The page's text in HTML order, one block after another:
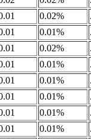
0.02%
0.01%
0.02%
0.01%
0.01%
0.01%
0.01%
0.01%